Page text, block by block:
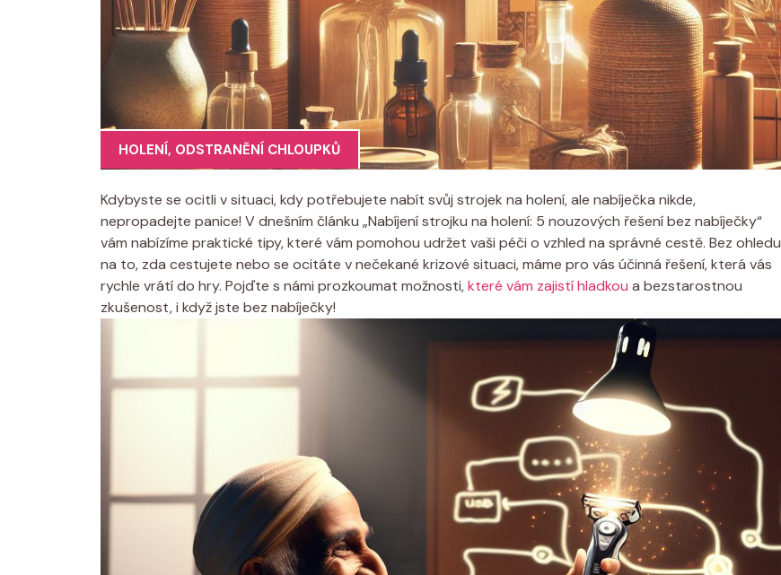
HOLENÍ, ODSTRANĚNÍ CHLOUPKŮ
Kdybyste se ocitli v situaci, kdy potřebujete nabít svůj strojek na holení, ale nabíječka nikde,
nepropadejte panice! V dnešním článku „Nabíjení strojku na holení: 5 nouzových řešení bez nabíječky“
vám nabízíme praktické tipy, které vám pomohou udržet vaši péči o vzhled na správné cestě. Bez ohledu
na to, zda cestujete nebo se ocitáte v nečekané krizové situaci, máme pro vás účinná řešení, která vás
rychle vrátí do hry. Pojďte s námi prozkoumat možnosti,které vám zajistí hladkou a bezstarostnou
zkušenost, i když jste bez nabíječky!